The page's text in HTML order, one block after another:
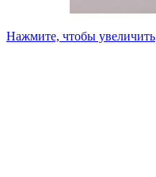
Нажмите, чтобы увеличить